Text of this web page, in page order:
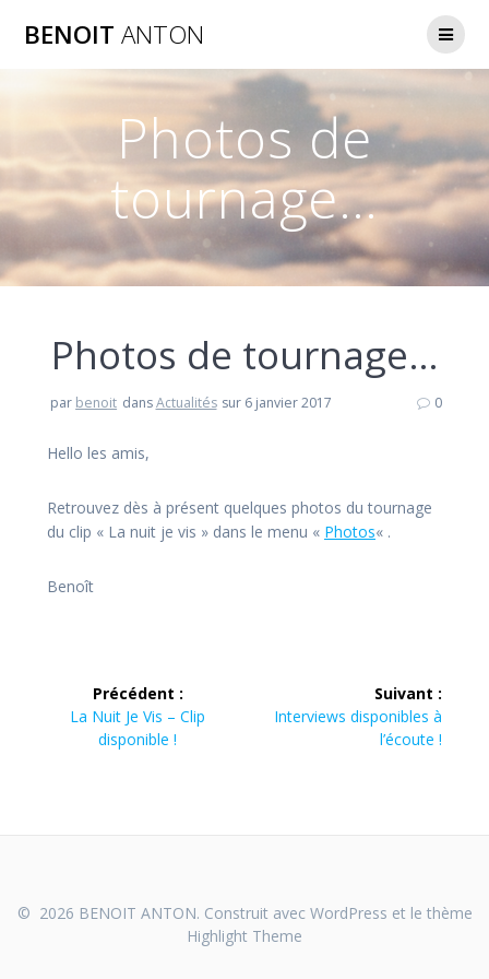
BENOIT ANTON
Photos de
tournage…
Photos de tournage…
par benoit dansActualités sur 6 janvier 2017 0
Hello les amis,
Retrouvez dès à présent quelques photos du tournage
du clip « La nuit je vis » dans le menu « Photos« .
Benoît
Navigation
Précédent :
Article
précédent :
La Nuit Je Vis – Clip
disponible !
Suivant :
Article
Interviews disponibles à
l’écoute !
© 2026 BENOIT ANTON. Construit avec WordPress et le thème
Highlight Theme